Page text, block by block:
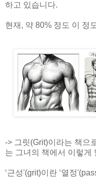
하고 있습니다.
현재, 약 80% 정도 이 정
-> 그릿(Grit)이라는 책으
는 그녀의 책에서 이렇게
‘근성'(grit)이란 ‘열정'